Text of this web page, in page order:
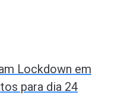
Lockdown em
para dia 24